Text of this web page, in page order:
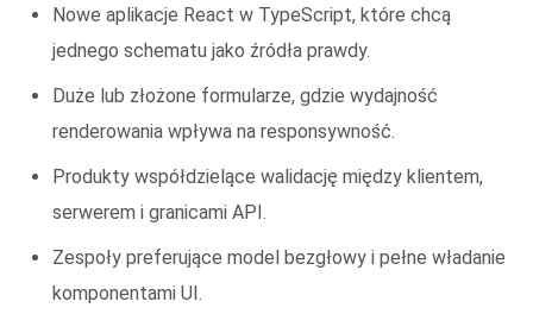
Nowe aplikacje React w TypeScript, które chcą
jednego schematu jako źródła prawdy.
Duże lub złożone formularze, gdzie wydajność
renderowania wpływa na responsywność.
Produkty współdzielące walidację między klientem,
serwerem i granicami API.
Zespoły preferujące model bezgłowy i pełne władanie
komponentami UI.